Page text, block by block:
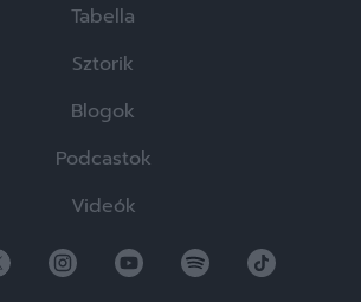
Tabella
Sztorik
Blogok
Podcastok
Videók